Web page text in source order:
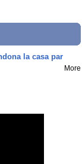
la casa par
More